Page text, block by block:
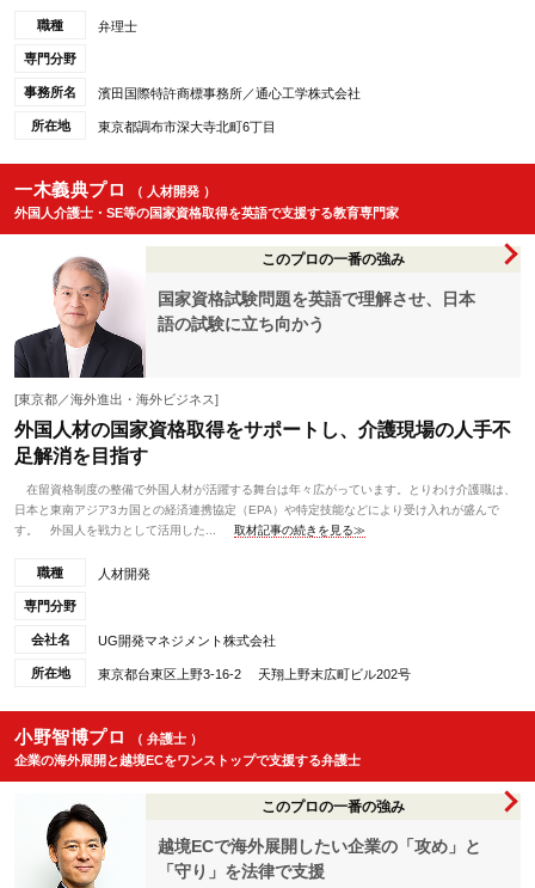
職種 弁理士
専門分野
事務所名 濱田国際特許商標事務所／通心工学株式会社
所在地 東京都調布市深大寺北町6丁目
一木義典プロ
（ 人材開発 ）
外国人介護士・SE等の国家資格取得を英語で支援する教育専門家
このプロの一番の強み
国家資格試験問題を英語で理解させ、日本
語の試験に立ち向かう
[東京都／海外進出・海外ビジネス]
外国人材の国家資格取得をサポートし、介護現場の人手不
足解消を目指す
在留資格制度の整備で外国人材が活躍する舞台は年々広がっています。とりわけ介護職は、
日本と東南アジア3カ国との経済連携協定（EPA）や特定技能などにより受け入れが盛んで
す。 外国人を戦力として活用した...
取材記事の続きを見る≫
職種 人材開発
専門分野
会社名 UG開発マネジメント株式会社
所在地 東京都台東区上野3-16-2 天翔上野末広町ビル202号
小野智博プロ
（ 弁護士 ）
企業の海外展開と越境ECをワンストップで支援する弁護士
このプロの一番の強み
越境ECで海外展開したい企業の「攻め」と
「守り」を法律で支援